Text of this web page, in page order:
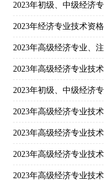
2023年经济专业技术资
2023年初级、中级经济
2023年高级经济专业技
2023年高级经济专业技
2023年高级经济专业技
2023年高级经济专业技